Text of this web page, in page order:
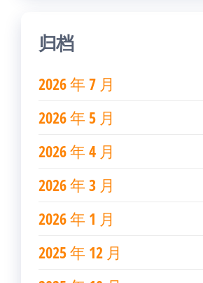
归档
2026 年 7 月
2026 年 5 月
2026 年 4 月
2026 年 3 月
2026 年 1 月
2025 年 12 月